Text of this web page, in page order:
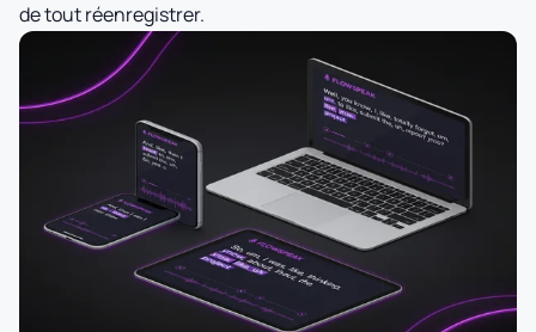
de tout réenregistrer.